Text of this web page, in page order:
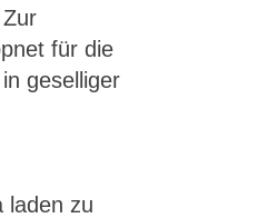
für die
geselliger
laden zu